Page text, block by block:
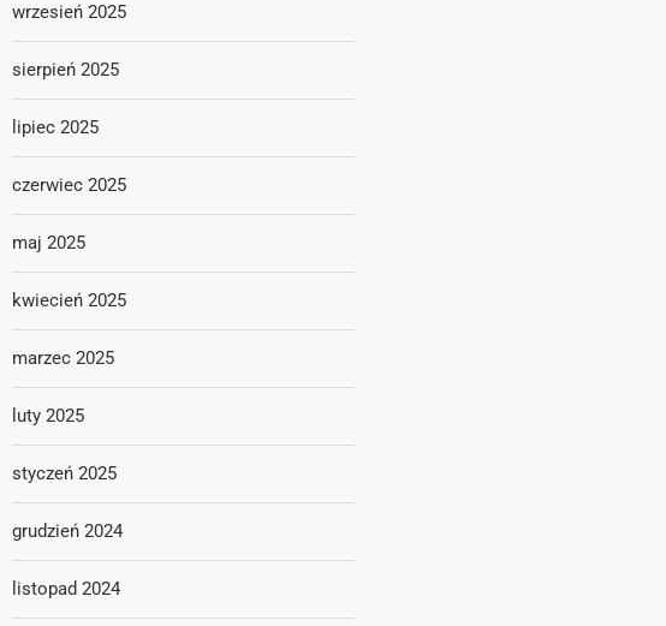
wrzesień 2025
sierpień 2025
lipiec 2025
czerwiec 2025
maj 2025
kwiecień 2025
marzec 2025
luty 2025
styczeń 2025
grudzień 2024
listopad 2024